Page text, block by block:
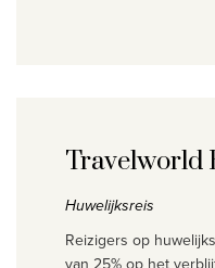
Travelworld
Huwelijksreis
Reizigers op